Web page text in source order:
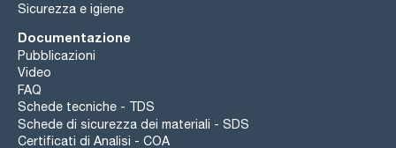
Sicurezza e igiene
Documentazione
Pubblicazioni
Video
FAQ
Schede tecniche - TDS
Schede di sicurezza dei materiali - SDS
Certificati di Analisi - COA